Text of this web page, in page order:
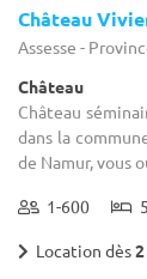
Château
Assesse -
Château
Château
dans la
de Namur, vous
1-600
Location dès